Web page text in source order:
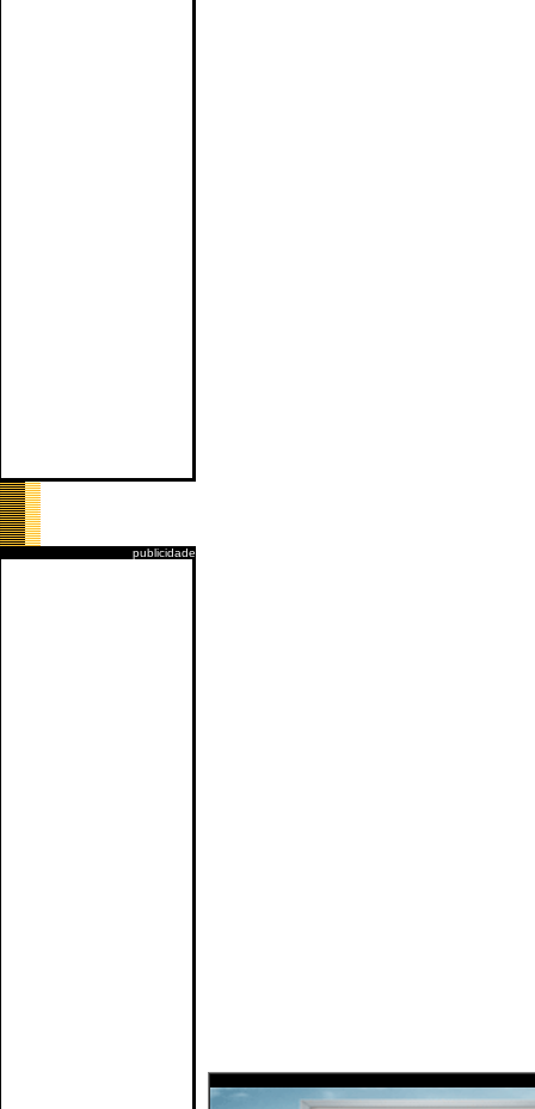
publicidade